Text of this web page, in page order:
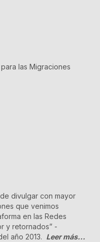
las Migraciones
divulgar con mayor
que venimos
en las Redes
y retornados” -
año 2013. Leer más...